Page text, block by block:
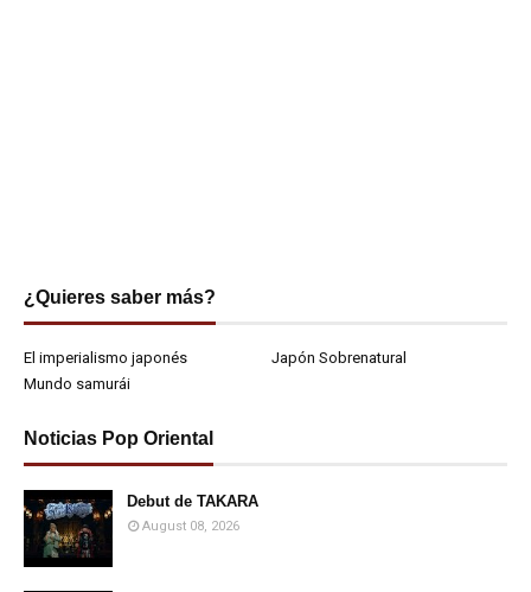
¿Quieres saber más?
El imperialismo japonés
Japón Sobrenatural
Mundo samurái
Noticias Pop Oriental
Debut de TAKARA
August 08, 2026